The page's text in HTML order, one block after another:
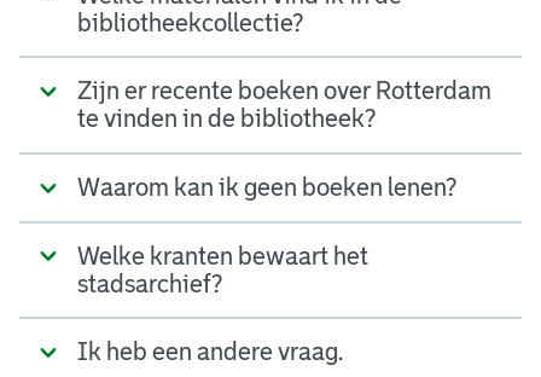
bibliotheekcollectie?
Zijn er recente boeken over Rotterdam
te vinden in de bibliotheek?
Waarom kan ik geen boeken lenen?
Welke kranten bewaart het
stadsarchief?
Ik heb een andere vraag.